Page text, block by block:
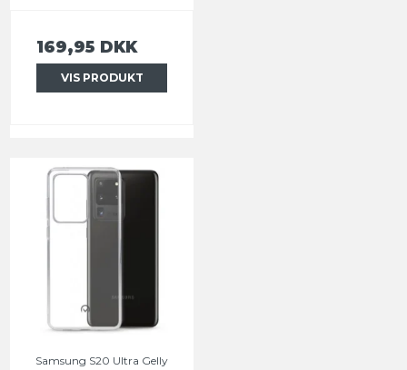
169,95 DKK
VIS PRODUKT
Samsung S20 Ultra Gelly